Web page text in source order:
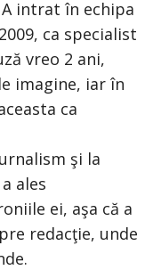
A intrat în echipa
ca specialist
vreo 2 ani,
imagine, iar în
ca
şi la
ales
ei, aşa că a
redacţie, unde